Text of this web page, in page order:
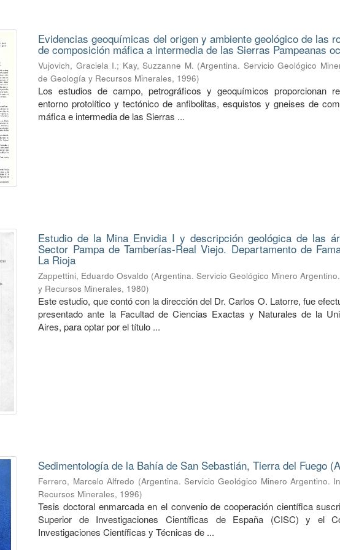
Evidencias geoquímicas del origen y ambiente geológico de las
de composición máfica a intermedia de las Sierras Pampeanas
Vujovich, Graciela I.; Kay, Suzzanne M. (Argentina. Servicio Geológico
de Geología y Recursos Minerales, 1996)
Los estudios de campo, petrográficos y geoquímicos proporcionan
entorno protolítico y tectónico de anfibolitas, esquistos y gneises de
máfica e intermedia de las Sierras ...
Estudio de la Mina Envidia I y descripción geológica de las
Sector Pampa de Tamberías-Real Viejo. Departamento de
La Rioja
Zappettini, Eduardo Osvaldo (Argentina. Servicio Geológico Minero
y Recursos Minerales, 1980)
Este estudio, que contó con la dirección del Dr. Carlos O. Latorre, fue
presentado ante la Facultad de Ciencias Exactas y Naturales de la
Aires, para optar por el título ...
Sedimentología de la Bahía de San Sebastián, Tierra del Fuego
Ferrero, Marcelo Alfredo (Argentina. Servicio Geológico Minero Argentino.
Recursos Minerales, 1996)
Tesis doctoral enmarcada en el convenio de cooperación científica
Superior de Investigaciones Científicas de España (CISC) y el
Investigaciones Científicas y Técnicas de ...